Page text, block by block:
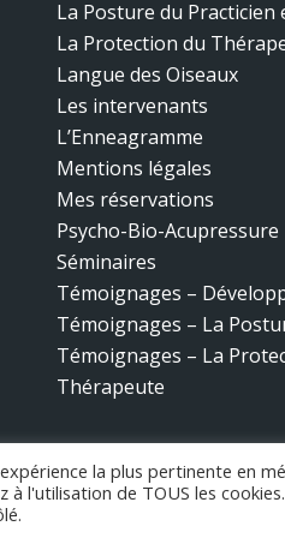
La Posture du Practicien
La Protection du
Langue des Oiseaux
Les intervenants
L’Enneagramme
Mentions légales
Mes réservations
Psycho-Bio-Acupressure
Séminaires
Témoignages –
Témoignages – La
Témoignages – La
Thérapeute
la plus pertinente en
l'utilisation de TOUS les